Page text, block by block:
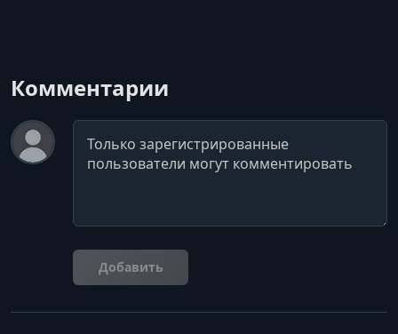
Комментарии
Комментарий
Добавить